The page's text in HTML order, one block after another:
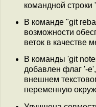
командной
В команде "git
возможности
веток в качестве
В команды 'git
добавлен флаг '-
внешнем
переменную